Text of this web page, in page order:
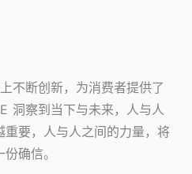
不断创新，为消费者提供了
洞察到当下与未来，人与人
要，人与人之间的力量，将
确信。